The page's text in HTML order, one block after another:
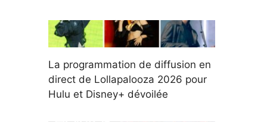
La programmation de diffusion en
direct de Lollapalooza 2026 pour
Hulu et Disney+ dévoilée